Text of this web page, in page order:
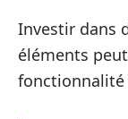
Investir dans
éléments
fonctionnalité